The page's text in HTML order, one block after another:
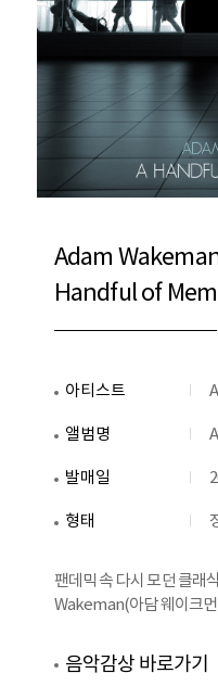
Adam
Handful of
아티스트
앨범명
발매일
형태
팬데믹 속 다시 모던 클래
Wakeman(아담 웨이크먼
음악감상 바로가기